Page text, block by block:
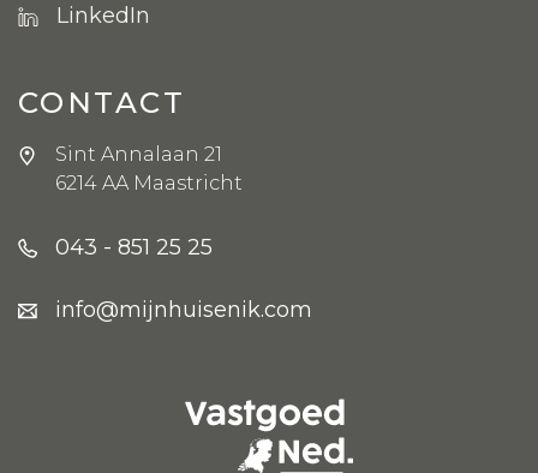
LinkedIn
CONTACT
Sint Annalaan 21
6214 AA Maastricht
043 - 851 25 25
info@mijnhuisenik.com